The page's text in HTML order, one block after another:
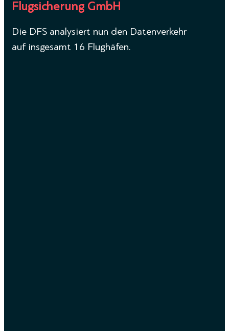
Flugsicherung GmbH
Die DFS analysiert nun den Datenverkehr
auf insgesamt 16 Flughäfen.